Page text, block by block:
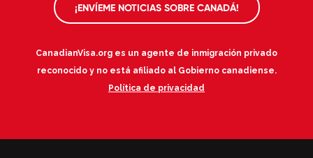
¡ENVÍEME NOTICIAS SOBRE CANADÁ!
CanadianVisa.org es un agente de inmigración privado
reconocido y no está afiliado al Gobierno canadiense.
Política de privacidad